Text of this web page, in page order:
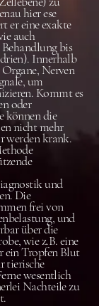
hier ese
er eine exakte
auch
bis
Innerhalb
Nerven
um
Kommt es
oder
können die
nicht mehr
werden krank.
und
​Die
frei von
und
über die
wie z.B. eine
ein Tropfen Blut
tierische
wesentlich
Nachteile zu